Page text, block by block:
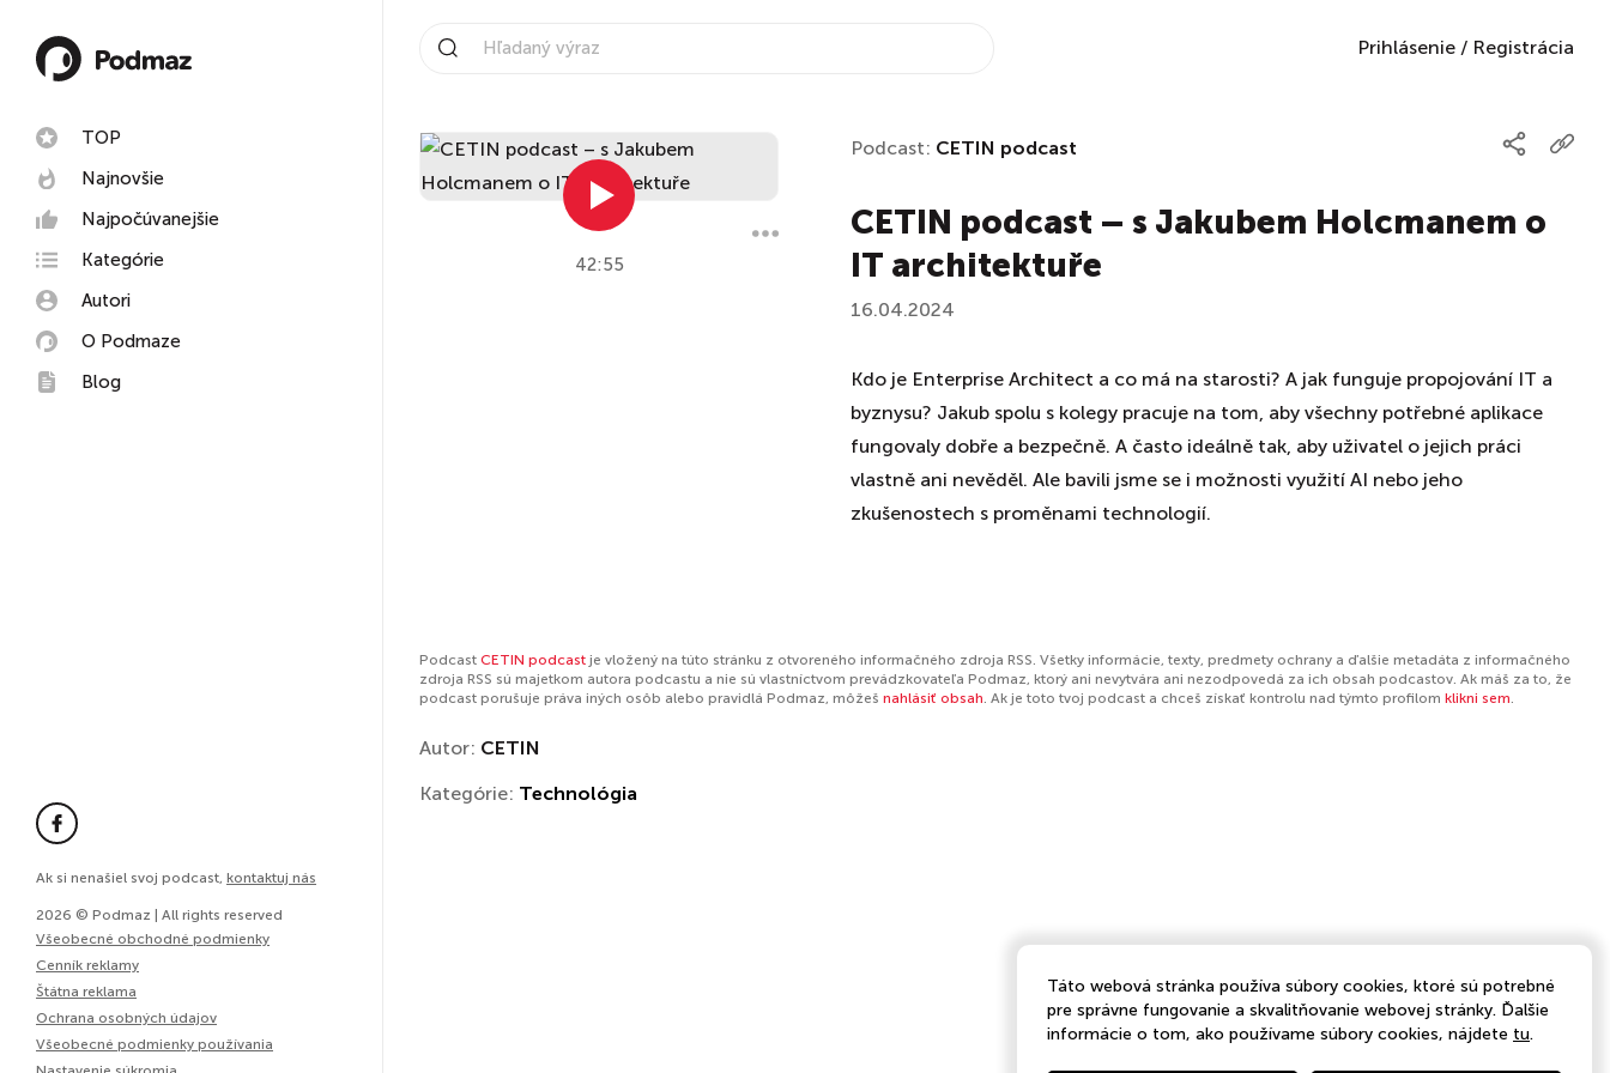
TOP
Najnovšie
Najpočúvanejšie
Kategórie
Autori
O Podmaze
Blog
Ak si nenašiel svoj podcast, kontaktuj nás
2026 © Podmaz | All rights reserved
Všeobecné obchodné podmienky
Cenník reklamy
Štátna reklama
Ochrana osobných údajov
Všeobecné podmienky používania
Prihlásenie / Registrácia
42:55
Podcast: CETIN podcast
CETIN podcast – s Jakubem Holcmanem o
IT architektuře
16.04.2024
Kdo je Enterprise Architect a co má na starosti? A jak funguje propojování IT a
byznysu? Jakub spolu s kolegy pracuje na tom, aby všechny potřebné aplikace
fungovaly dobře a bezpečně. A často ideálně tak, aby uživatel o jejich práci
vlastně ani nevěděl. Ale bavili jsme se i možnosti využití AI nebo jeho
zkušenostech s proměnami technologií.
Podcast CETIN podcast je vložený na túto stránku z otvoreného informačného zdroja RSS. Všetky informácie, texty, predmety ochrany a ďalšie metadáta z informačného
zdroja RSS sú majetkom autora podcastu a nie sú vlastníctvom prevádzkovateľa Podmaz, ktorý ani nevytvára ani nezodpovedá za ich obsah podcastov. Ak máš za to, že
podcast porušuje práva iných osôb alebo pravidlá Podmaz, môžeš nahlásiť obsah. Ak je toto tvoj podcast a chceš získať kontrolu nad týmto profilom klikni sem.
Autor: CETIN
Kategórie: Technológia
Táto webová stránka používa súbory cookies, ktoré sú potrebné
pre správne fungovanie a skvalitňovanie webovej stránky. Ďalšie
informácie o tom, ako používame súbory cookies, nájdete tu.